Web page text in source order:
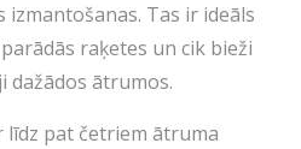
Tas ir ideāls
raķetes un cik bieži
dažādos ātrumos.
pat četriem ātruma